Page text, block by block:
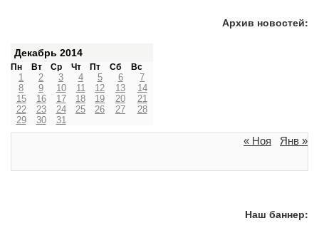
Архив новостей:
Декабрь 2014
Пн Вт Ср Чт Пт Сб Вс
1 2 3 4 5 6
7
8
9 10 11 12 13
14
15
16 17 18 19 20
21
22
23 24 25 26 27
28
29
30 31
« Ноя Янв »
Наш баннер: